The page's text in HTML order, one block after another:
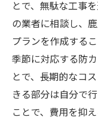
とで、無駄な工事
の業者に相談し、
プランを作成する
季節に対応する防
とで、長期的なコ
きる部分は自分で
ことで、費用を抑